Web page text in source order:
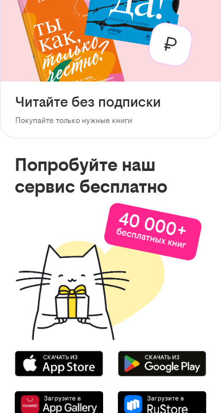
Читайте без подписки
Покупайте только нужные книги
Попробуйте наш
сервис бесплатно